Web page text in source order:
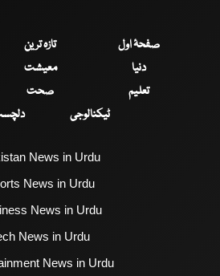
صفحۂ اول تازہ ترین
دنیا
معیشت
تعلیم
صحت
ٹیکنالوجی
News in Urdu
News in Urdu
News in Urdu
News in Urdu
News in Urdu